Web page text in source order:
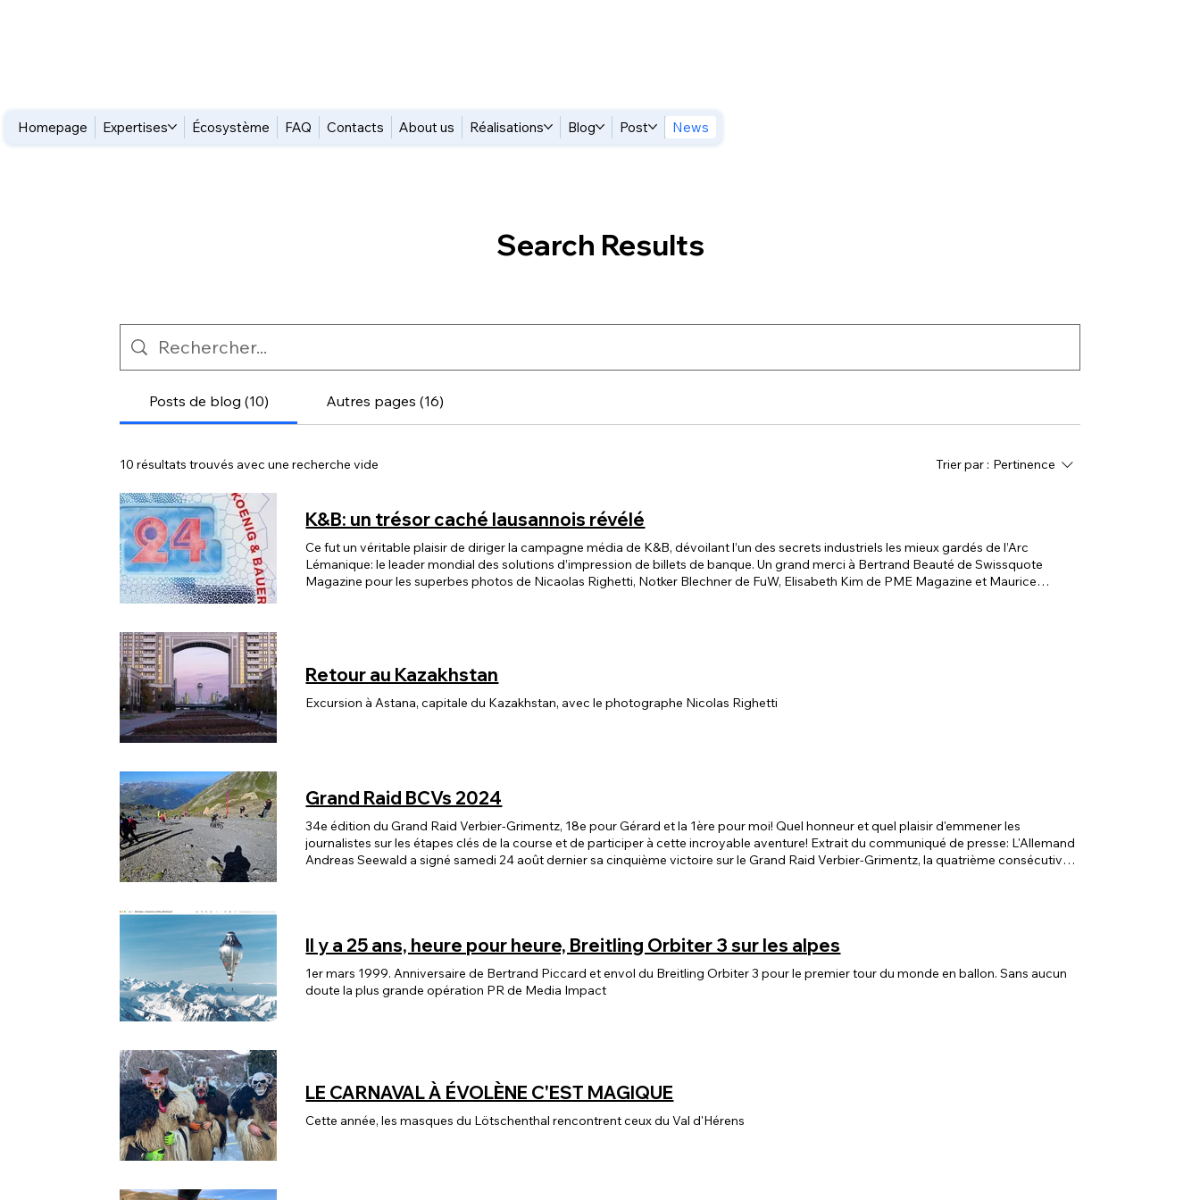
Homepage Expertises Écosystème FAQ Contacts About us Réalisations Blog Post News
Posts de blog (10) Autres pages (16)
10 résultats trouvés avec une recherche vide Trier par : Pertinence
K&B: un trésor caché lausannois révélé
Ce fut un véritable plaisir de diriger la campagne média de K&B, dévoilant l’un des secrets industriels les mieux gardés de l’Arc
Lémanique: le leader mondial des solutions d’impression de billets de banque. Un grand merci à Bertrand Beauté de Swissquote
Magazine pour les superbes photos de Nicaolas Righetti, Notker Blechner de FuW, Elisabeth Kim de PME Magazine et Maurice
Retour au Kazakhstan
Excursion à Astana, capitale du Kazakhstan, avec le photographe Nicolas Righetti
Grand Raid BCVs 2024
34e édition du Grand Raid Verbier-Grimentz, 18e pour Gérard et la 1ère pour moi! Quel honneur et quel plaisir d'emmener les
journalistes sur les étapes clés de la course et de participer à cette incroyable aventure! Extrait du communiqué de presse: L'Allemand
Andreas Seewald a signé samedi 24 août dernier sa cinquième victoire sur le Grand Raid Verbier-Grimentz, la quatrième consécutive.
Il y a 25 ans, heure pour heure, Breitling Orbiter 3 sur les alpes
1er mars 1999. Anniversaire de Bertrand Piccard et envol du Breitling Orbiter 3 pour le premier tour du monde en ballon. Sans aucun
doute la plus grande opération PR de Media Impact
LE CARNAVAL À ÉVOLÈNE C'EST MAGIQUE
Cette année, les masques du Lötschenthal rencontrent ceux du Val d'Hérens
Search Results